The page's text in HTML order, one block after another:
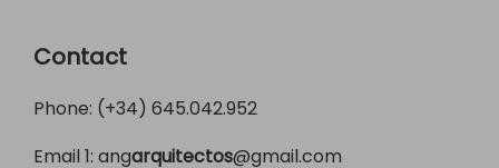
Contact
Phone: (+34) 645.042.952
Email 1: angarquitectos@gmail.com